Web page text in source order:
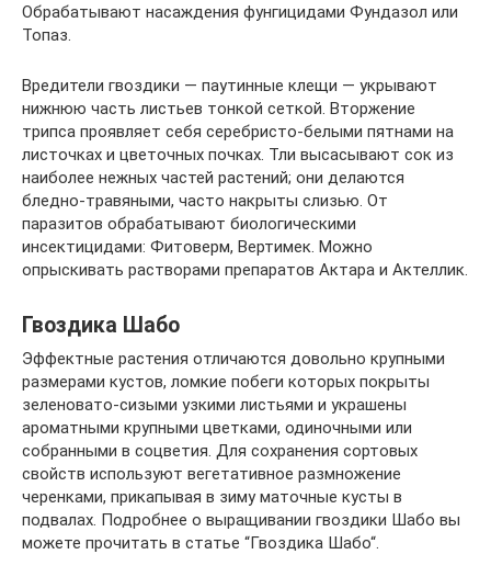
Обрабатывают насаждения фунгицидами Фундазол или
Топаз.
Вредители гвоздики — паутинные клещи — укрывают
нижнюю часть листьев тонкой сеткой. Вторжение
трипса проявляет себя серебристо-белыми пятнами на
листочках и цветочных почках. Тли высасывают сок из
наиболее нежных частей растений; они делаются
бледно-травяными, часто накрыты слизью. От
паразитов обрабатывают биологическими
инсектицидами: Фитоверм, Вертимек. Можно
опрыскивать растворами препаратов Актара и Актеллик.
Гвоздика Шабо
Эффектные растения отличаются довольно крупными
размерами кустов, ломкие побеги которых покрыты
зеленовато-сизыми узкими листьями и украшены
ароматными крупными цветками, одиночными или
собранными в соцветия. Для сохранения сортовых
свойств используют вегетативное размножение
черенками, прикапывая в зиму маточные кусты в
подвалах. Подробнее о выращивании гвоздики Шабо вы
можете прочитать в статье “Гвоздика Шабо“.